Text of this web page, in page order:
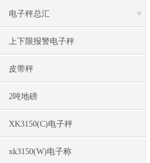
电子秤总汇
上下限报警电子秤
皮带秤
2吨地磅
XK3150(C)电子秤
xk3150(W)电子称